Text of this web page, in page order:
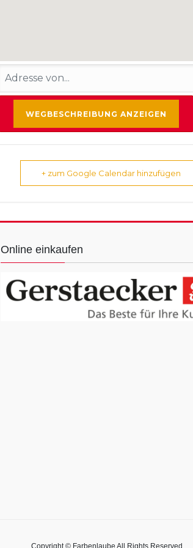
+ zum Google Calendar hinzufügen
Online einkaufen
Copyright © Farbenlaube All Rights Reserved.